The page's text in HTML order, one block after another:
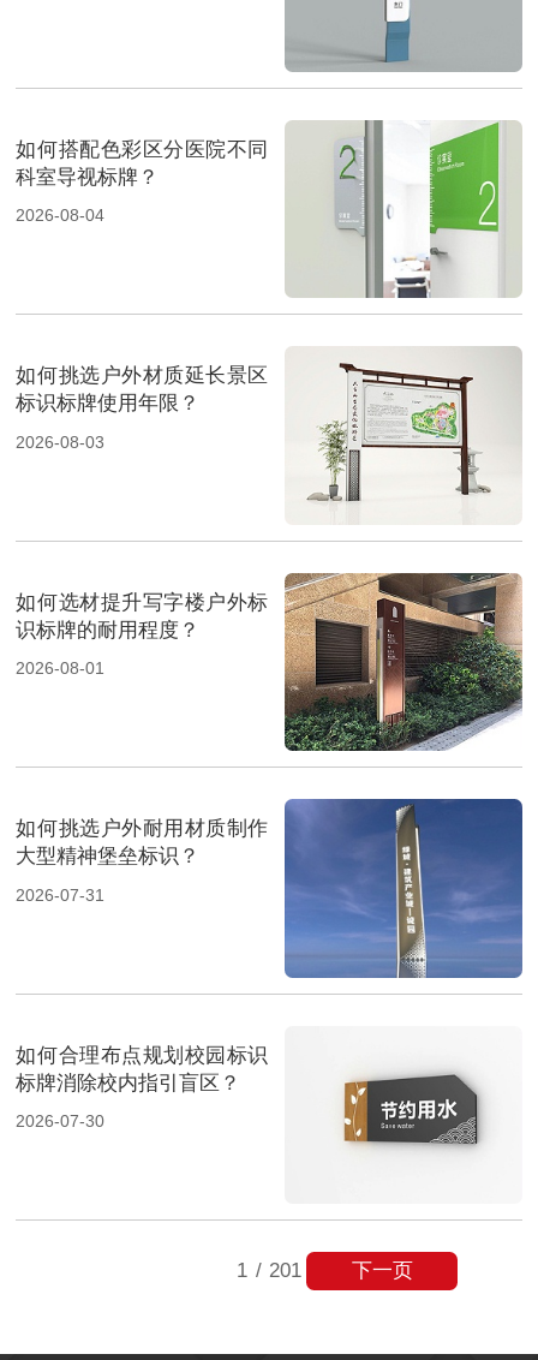
如何搭配色彩区分医院不同
科室导视标牌？
2026-08-04
如何挑选户外材质延长景区
标识标牌使用年限？
2026-08-03
如何选材提升写字楼户外标
识标牌的耐用程度？
2026-08-01
如何挑选户外耐用材质制作
大型精神堡垒标识？
2026-07-31
如何合理布点规划校园标识
标牌消除校内指引盲区？
2026-07-30
1 / 201 下一页